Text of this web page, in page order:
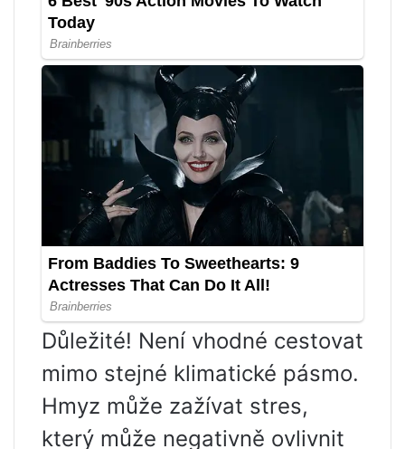
Důležité! Není vhodné cestovat
mimo stejné klimatické pásmo.
Hmyz může zažívat stres,
který může negativně ovlivnit